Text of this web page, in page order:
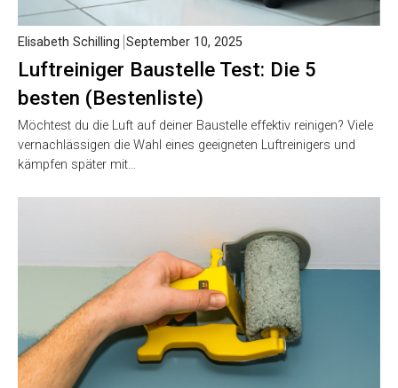
Luftreiniger Baustelle Test: Die 5
besten (Bestenliste)
Elisabeth Schilling September 10, 2025
Möchtest du die Luft auf deiner Baustelle effektiv reinigen? Viele
vernachlässigen die Wahl eines geeigneten Luftreinigers und
kämpfen später mit…